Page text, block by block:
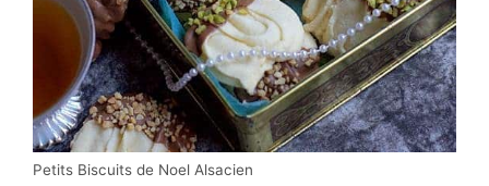
Petits Biscuits de Noel Alsacien